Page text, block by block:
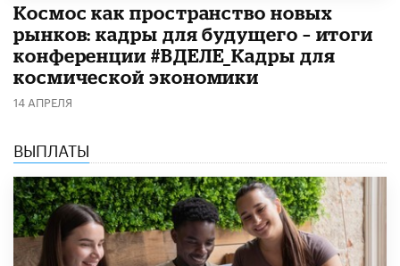
Космос как пространство новых
рынков: кадры для будущего – итоги
конференции #ВДЕЛЕ_Кадры для
космической экономики
14 АПРЕЛЯ
ВЫПЛАТЫ